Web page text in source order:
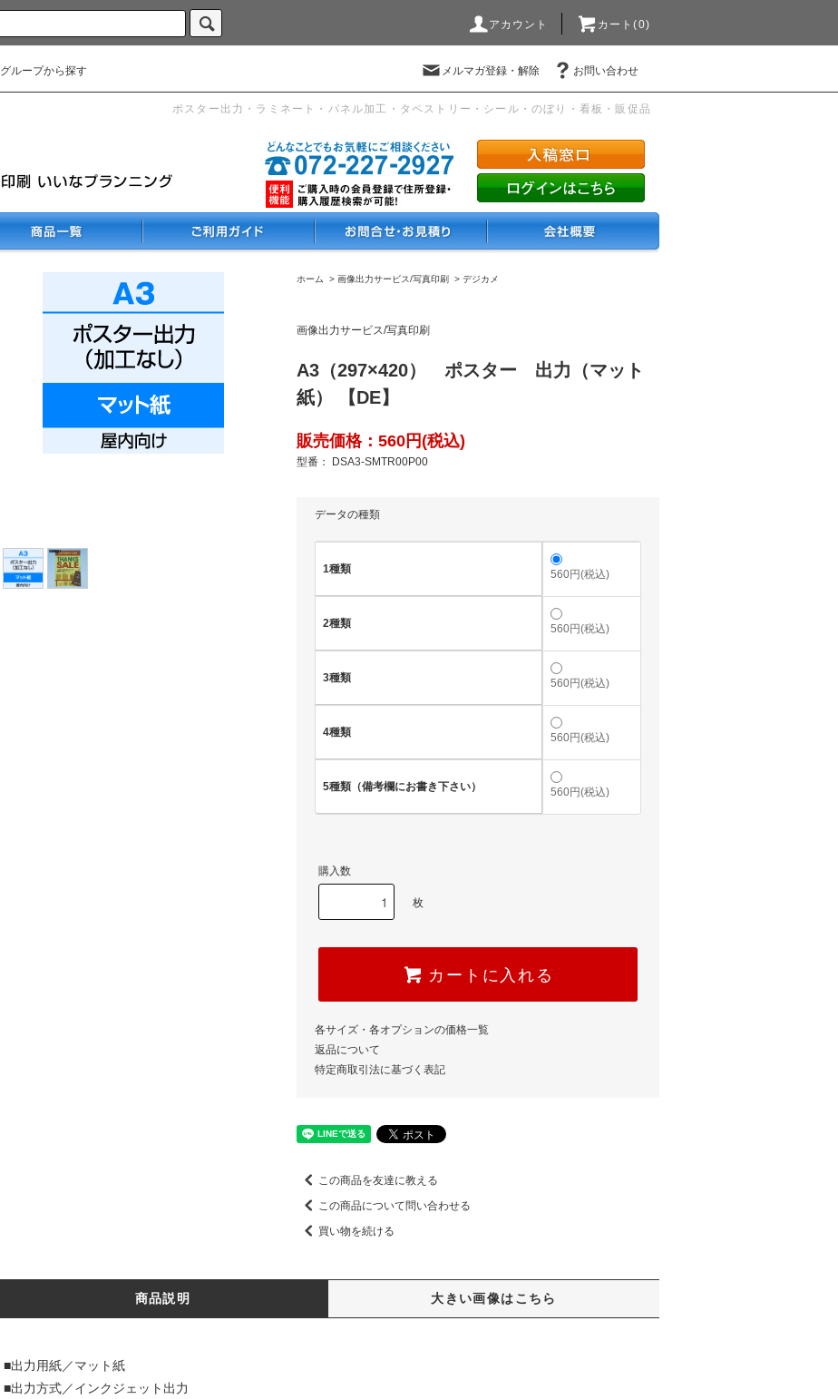
アカウント カート(0)
グループから探す メルマガ登録・解除 お問い合わせ
ポスター出力・ラミネート・パネル加工・タペストリー・シール・のぼり・看板・販促品
ホーム > 画像出力サービス/写真印刷 > デジカメ
画像出力サービス/写真印刷
A3（297×420） ポスター 出力（マット
紙） 【DE】
販売価格：560円(税込)
型番： DSA3-SMTR00P00
データの種類
1種類 560円(税込)
2種類 560円(税込)
3種類 560円(税込)
4種類 560円(税込)
5種類（備考欄にお書き下さい） 560円(税込)
購入数
枚
カートに入れる
各サイズ・各オプションの価格一覧
返品について
特定商取引法に基づく表記
この商品を友達に教える
この商品について問い合わせる
買い物を続ける
商品説明 大きい画像はこちら
■出力用紙／マット紙
■出力方式／インクジェット出力